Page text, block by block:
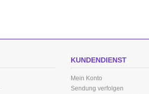
KUNDENDIENST
Mein Konto
Sendung verfolgen